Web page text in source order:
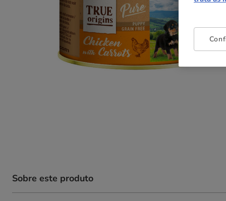
Sobre este produto